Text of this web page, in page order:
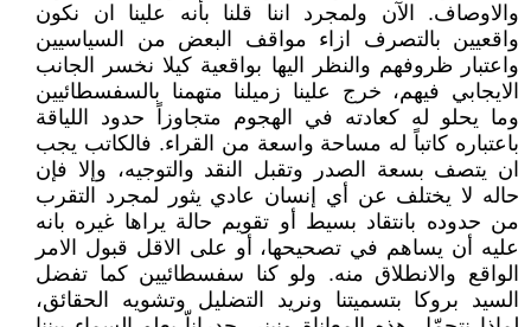
والاوصاف. الآن ولمجرد اننا قلنا بأنه علينا ان نكون
واقعيين بالتصرف ازاء مواقف البعض من السياسيين
واعتبار ظروفهم والنظر اليها بواقعية كيلا نخسر الجانب
الايجابي فيهم، خرج علينا زميلنا متهمنا بالسفسطائيين
وما يحلو له كعادته في الهجوم متجاوزاً حدود اللياقة
باعتباره كاتباً له مساحة واسعة من القراء. فالكاتب يجب
ان يتصف بسعة الصدر وتقبل النقد والتوجيه، وإلا فإن
حاله لا يختلف عن أي إنسان عادي يثور لمجرد التقرب
من حدوده بانتقاد بسيط أو تقويم حالة يراها غيره بانه
عليه أن يساهم في تصحيحها، أو على الاقل قبول الامر
الواقع والانطلاق منه. ولو كنا سفسطائيين كما تفضل
السيد بروكا بتسميتنا ونريد التضليل وتشويه الحقائق،